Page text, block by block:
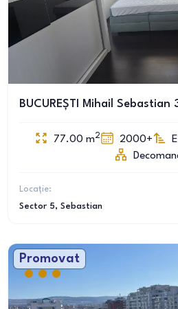
BUCUREȘTI Mihail Sebastian
77.00 m2 2000+
Locație:
Sector 5, Sebastian
Promovat